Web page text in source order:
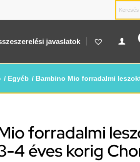
javaslatok
/ Egyéb / Bambino Mio forradalmi
forradalmi
4 éves korig